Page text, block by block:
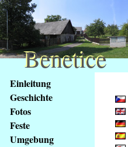
obsah
stránky
Klávesové
zkratky
Einleitung
Geschichte
Fotos
Feste
Umgebung
Benetice
Benetice